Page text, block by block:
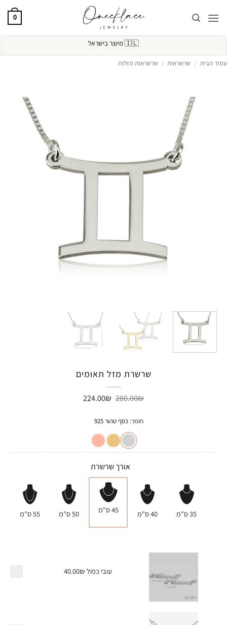
0
🇮🇱מיוצר בישראל
עמוד הבית / שרשראות / שרשראות מזלות
שרשרת מזל תאומים
280.00₪ המחיר
280.00₪.
224.00₪ המחיר
חומר:כסף טהור 925
אורך שרשרת
35 ס"מ 40 ס"מ 45 ס"מ 50 ס"מ 55 ס"מ
עובי כפול 40.00₪